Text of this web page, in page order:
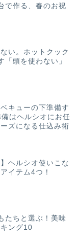
で作る、春のお祝
い。ホットクック
「頭を使わない」
キューの下準備す
はヘルシオにお任
ズになる仕込み術
ヘルシオ使いこな
イテム4つ！
たちと選ぶ！美味
ング10